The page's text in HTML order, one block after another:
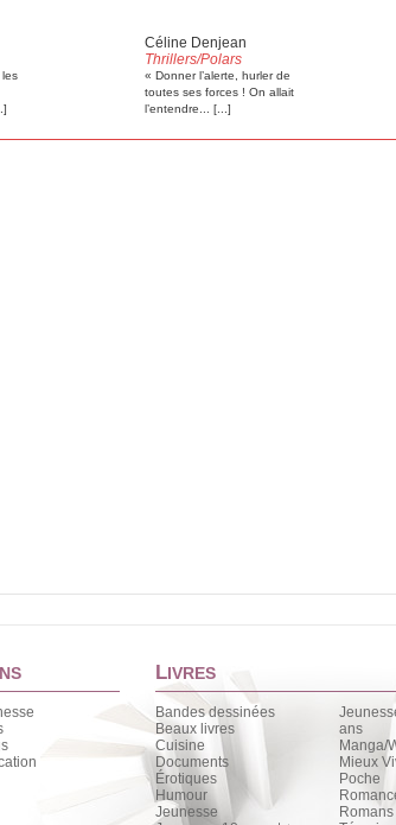
les
Céline Denjean
Thrillers/Polars
« Donner l’alerte, hurler de
toutes ses forces ! On allait
l’entendre... [...]
LIVRES
Bandes dessinées
Beaux livres
Cuisine
Documents
Érotiques
Humour
Jeunesse
ans
Manga/
Mieux
Poche
Romans